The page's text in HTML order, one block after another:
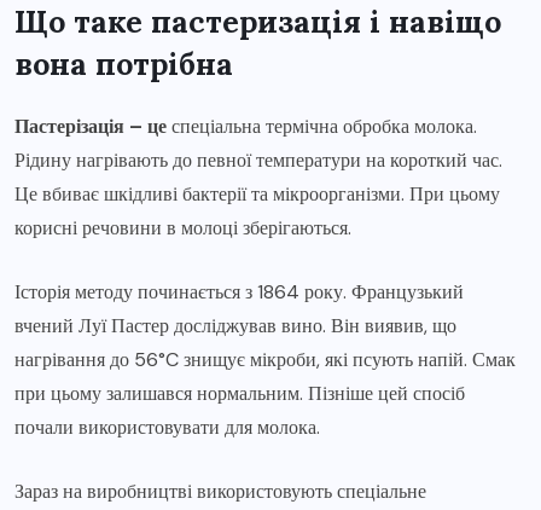
Що таке пастеризація і навіщо
вона потрібна
Пастерізація – цеспеціальна термічна обробка молока.
Рідину нагрівають до певної температури на короткий час.
Це вбиває шкідливі бактерії та мікроорганізми. При цьому
корисні речовини в молоці зберігаються.
Історія методу починається з 1864 року. Французький
вчений Луї Пастер досліджував вино. Він виявив, що
нагрівання до 56°C знищує мікроби, які псують напій. Смак
при цьому залишався нормальним. Пізніше цей спосіб
почали використовувати для молока.
Зараз на виробництві використовують спеціальне